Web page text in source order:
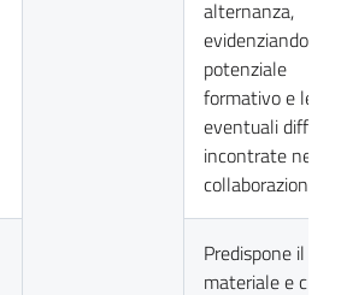
alternanza,
evidenziandone il
potenziale
formativo e le
eventuali
incontrate nella
collaborazione.
Predispone il
materiale e cura